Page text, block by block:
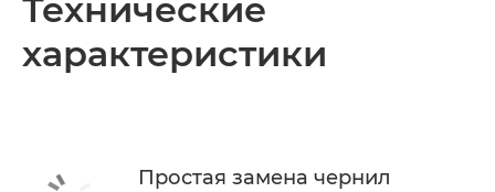
Технические
характеристики
Простая замена чернил